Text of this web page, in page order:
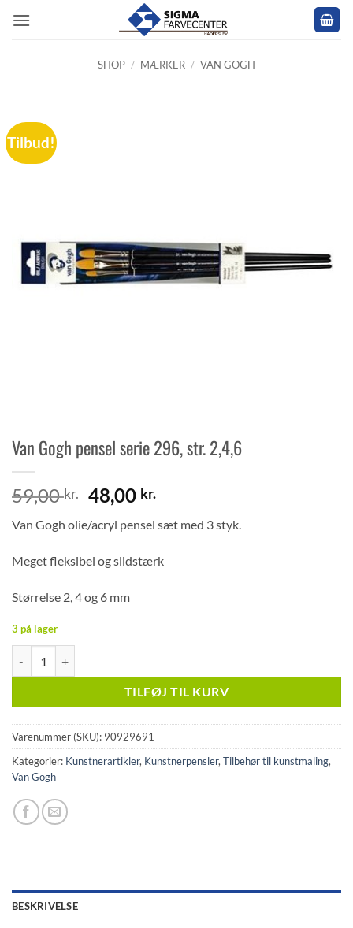
SHOP / MÆRKER / VAN GOGH
Tilbud!
Van Gogh pensel serie 296, str. 2,4,6
59,00kr. Den
oprindelige
pris
var:
59,00 kr..
48,00 kr.Den
pris
er:
48,00 kr..
Van Gogh olie/acryl pensel sæt med 3 styk.
Meget fleksibel og slidstærk
Størrelse 2, 4 og 6 mm
3 på lager
TILFØJ TIL KURV
Varenummer (SKU): 90929691
Kategorier: Kunstnerartikler, Kunstnerpensler, Tilbehør til kunstmaling,
Van Gogh
BESKRIVELSE